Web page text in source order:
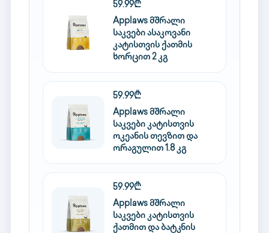
59.99₾
Applaws მშრალი
საკვები ასაკოვანი
კატისთვის ქათმის
ხორცით 2 კგ
59.99₾
Applaws მშრალი
საკვები კატისთვის
ოკეანის თევზით და
ორაგულით 1.8 კგ
59.99₾
Applaws მშრალი
საკვები კატისთვის
ქათმით და ბატკნის